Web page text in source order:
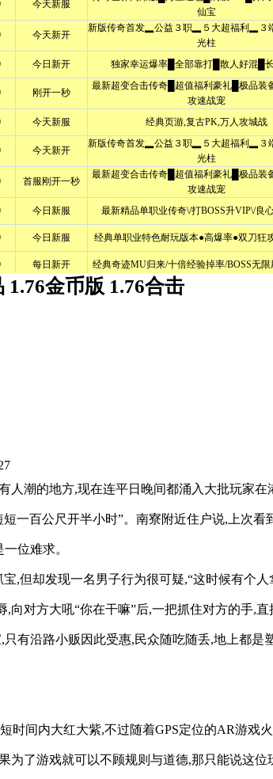
1.76金币版 1.76合击
人潮的地方,现在连平日晚间都涌入大批玩家
一百公尺开半小时”。南寮附近住户说,上次
位难求。
,但却发现一名男子行为很可疑,“这时候有个
对方大吼“你在干嘛”后,一把抓住对方的手,直
有沿路小贩因此受惠,民众随吃随丢,地上都
时间内大红大紫,不过随着GPS定位的AR游
了游戏就可以不顾规则与道德,那只能说这位